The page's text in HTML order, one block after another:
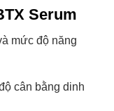
Serum
mức độ năng
cân bằng dinh